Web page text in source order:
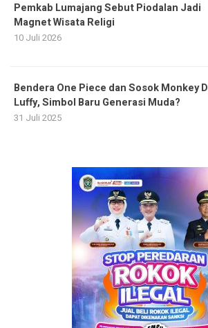
Pemkab Lumajang Sebut Piodalan Jadi
Magnet Wisata Religi
10 Juli 2026
Bendera One Piece dan Sosok Monkey D
Luffy, Simbol Baru Generasi Muda?
31 Juli 2025